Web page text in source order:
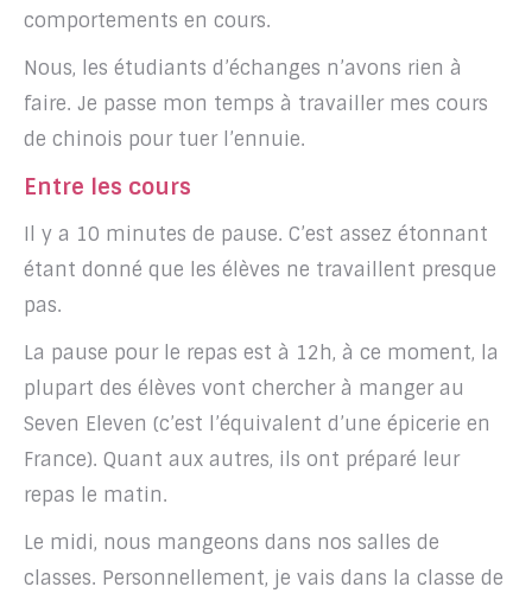
comportements en cours.
Nous, les étudiants d’échanges n’avons rien à
faire. Je passe mon temps à travailler mes cours
de chinois pour tuer l’ennuie.
Entre les cours
Il y a 10 minutes de pause. C’est assez étonnant
étant donné que les élèves ne travaillent presque
pas.
La pause pour le repas est à 12h, à ce moment, la
plupart des élèves vont chercher à manger au
Seven Eleven (c’est l’équivalent d’une épicerie en
France). Quant aux autres, ils ont préparé leur
repas le matin.
Le midi, nous mangeons dans nos salles de
classes. Personnellement, je vais dans la classe de